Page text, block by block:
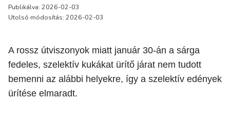
Publikálva: 2026-02-03
Utolsó módosítás: 2026-02-03
A rossz útviszonyok miatt január 30-án a sárga
fedeles, szelektív kukákat ürítő járat nem tudott
bemenni az alábbi helyekre, így a szelektív edények
ürítése elmaradt.